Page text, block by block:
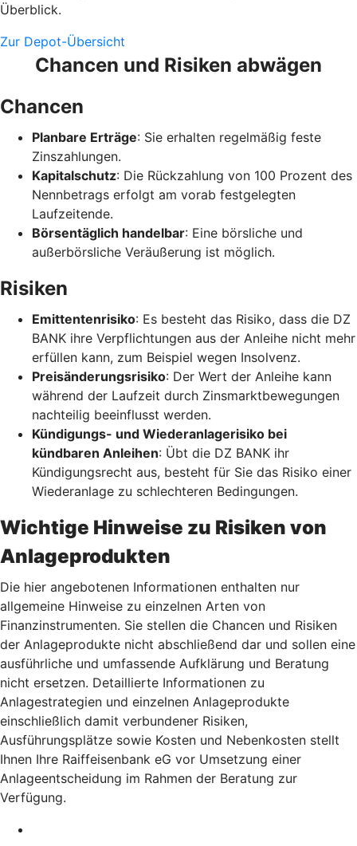
Überblick.
Zur Depot-Übersicht
Chancen und Risiken abwägen
Chancen
Planbare Erträge: Sie erhalten regelmäßig feste
Zinszahlungen.
Kapitalschutz: Die Rückzahlung von 100 Prozent des
Nennbetrags erfolgt am vorab festgelegten
Laufzeitende.
Börsentäglich handelbar: Eine börsliche und
außerbörsliche Veräußerung ist möglich.
Risiken
Emittentenrisiko: Es besteht das Risiko, dass die DZ
BANK ihre Verpflichtungen aus der Anleihe nicht mehr
erfüllen kann, zum Beispiel wegen Insolvenz.
Preisänderungsrisiko: Der Wert der Anleihe kann
während der Laufzeit durch Zinsmarktbewegungen
nachteilig beeinflusst werden.
Kündigungs- und Wiederanlagerisiko bei
kündbaren Anleihen: Übt die DZ BANK ihr
Kündigungsrecht aus, besteht für Sie das Risiko einer
Wiederanlage zu schlechteren Bedingungen.
Wichtige Hinweise zu Risiken von
Anlageprodukten
Die hier angebotenen Informationen enthalten nur
allgemeine Hinweise zu einzelnen Arten von
Finanzinstrumenten. Sie stellen die Chancen und Risiken
der Anlageprodukte nicht abschließend dar und sollen eine
ausführliche und umfassende Aufklärung und Beratung
nicht ersetzen. Detaillierte Informationen zu
Anlagestrategien und einzelnen Anlageprodukte
einschließlich damit verbundener Risiken,
Ausführungsplätze sowie Kosten und Nebenkosten stellt
Ihnen Ihre Raiffeisenbank eG vor Umsetzung einer
Anlageentscheidung im Rahmen der Beratung zur
Verfügung.